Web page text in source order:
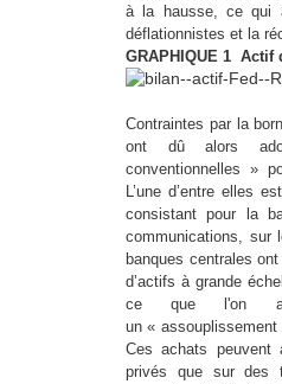
à la hausse, ce qui
déflationnistes et la
GRAPHIQUE 1 Actif
Contraintes par la
ont dû alors
conventionnelles »
L’une d’entre elles
consistant pour la
communications, sur
banques centrales
d’actifs à grande
ce que l'on
un «
Ces achats peuvent
privés que sur des